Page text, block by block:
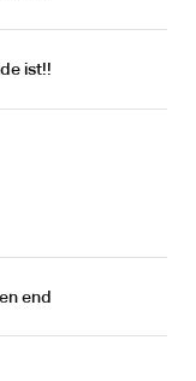
ist!!
end